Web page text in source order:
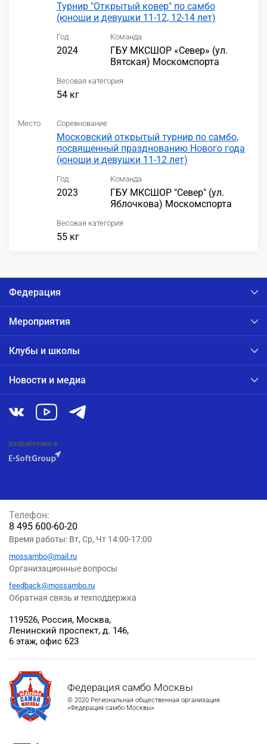
Турнир "Открытый ковер" по самбо
(юноши и девушки 11-12, 12-14 лет)
Год
2024
Команда
ГБУ МКСШОР «Север» (ул.
Вятская) Москомспорта
Весовая категория
54 кг
Место Соревнование
Московский открытый турнир по самбо,
посвященный празднованию Нового года
(юноши и девушки 11-12 лет)
Год
2023
Команда
ГБУ МКСШОР "Север" (ул.
Яблочкова) Москомспорта
Весовая категория
55 кг
Федерация
Мероприятия
Клубы и школы
Новости и медиа
разработано в
Федерация самбо Москвы
© 2020 Региональная общественная организация
«Федерация самбо Москвы»
119526, Россия, Москва,
Ленинский проспект, д. 146,
6 этаж, офис 623
Телефон:
8 495 600-60-20
Время работы: Вт, Ср, Чт 14:00-17:00
mossambo@mail.ru
Организационные вопросы
feedback@mossambo.ru
Обратная связь и техподдержка